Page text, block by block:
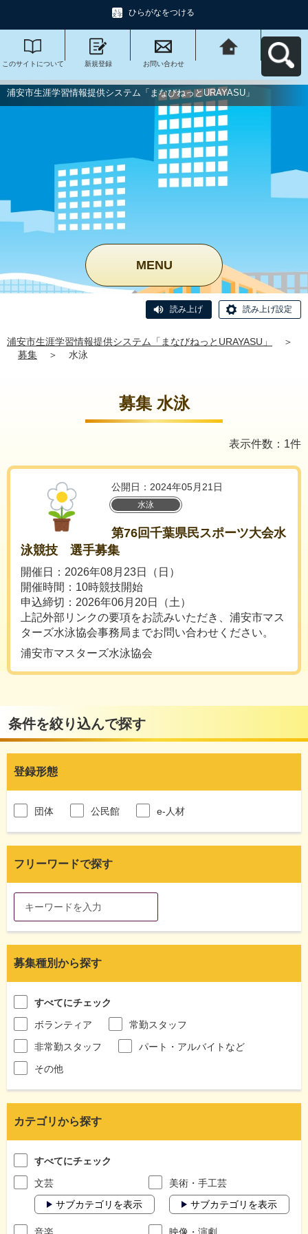
ひらがなをつける
このサイトについて 新規登録 お問い合わせ
びねっと
URAYASU」へ戻る
浦安市生涯学習情報提供システム「まなびねっとURAYASU」
MENU
読み上げ 読み上げ設定
浦安市生涯学習情報提供システム「まなびねっとURAYASU」
＞
募集
＞ 水泳
募集 水泳
表示件数：1件
公開日：2024年05月21日
水泳
第76回千葉県民スポーツ大会水
泳競技 選手募集
開催日：2026年08月23日（日）
開催時間：10時競技開始
申込締切：2026年06月20日（土）
上記外部リンクの要項をお読みいただき、浦安市マス
ターズ水泳協会事務局までお問い合わせください。
浦安市マスターズ水泳協会
条件を絞り込んで探す
登録形態
団体 公民館 e-人材
フリーワードで探す
募集種別から探す
すべてにチェック
ボランティア
常勤スタッフ
非常勤スタッフ
パート・アルバイトなど
その他
カテゴリから探す
すべてにチェック
文芸
サブカテゴリを表示
美術・手工芸
サブカテゴリを表示
音楽 映像・演劇